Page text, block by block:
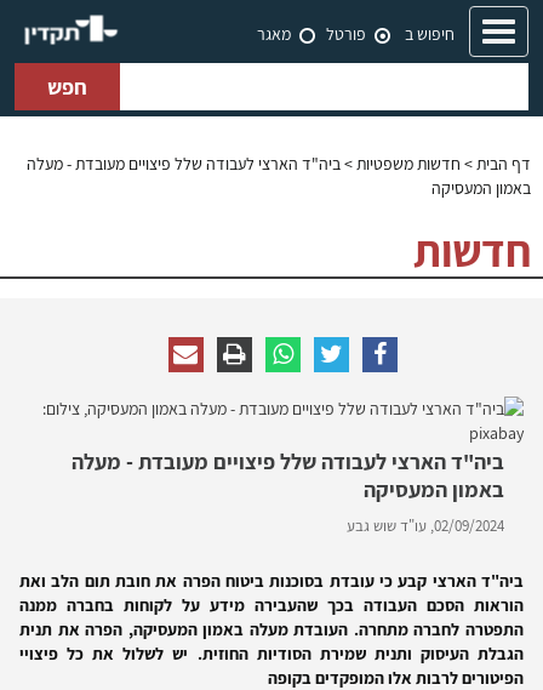
Toggle
navigation
חיפוש ב פורטל מאגר
חפש
דף הבית> חדשות משפטיות> ביה"ד הארצי לעבודה שלל פיצויים מעובדת - מעלה
באמון המעסיקה
חדשות
ביה"ד הארצי לעבודה שלל פיצויים מעובדת - מעלה
באמון המעסיקה
02/09/2024, עו"ד שוש גבע
ביה"ד הארצי קבע כי עובדת בסוכנות ביטוח הפרה את חובת תום הלב ואת
הוראות הסכם העבודה בכך שהעבירה מידע על לקוחות בחברה ממנה
התפטרה לחברה מתחרה. העובדת מעלה באמון המעסיקה, הפרה את תנית
הגבלת העיסוק ותנית שמירת הסודיות החוזית. יש לשלול את כל פיצויי
הפיטורים לרבות אלו המופקדים בקופה